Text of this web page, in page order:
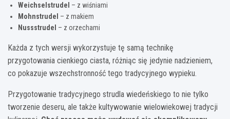
Weichselstrudel – z wiśniami
Mohnstrudel – z makiem
Nussstrudel – z orzechami
Każda z tych wersji wykorzystuje tę samą technikę
przygotowania cienkiego ciasta, różniąc się jedynie nadzieniem,
co pokazuje wszechstronność tego tradycyjnego wypieku.
Przygotowanie tradycyjnego strudla wiedeńskiego to nie tylko
tworzenie deseru, ale także kultywowanie wielowiekowej tradycji